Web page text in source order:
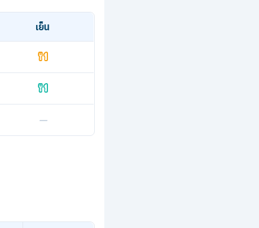
เย็น
—